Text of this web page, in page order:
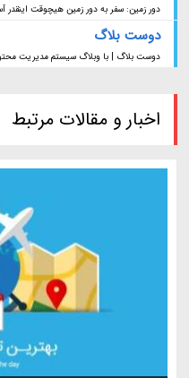
دور زمین: سفر به دور زمین هیچوقت اینقدر
دوست بلاگ
دوست بلاگ | با وبلاگ سیستم مدیریت
اخبار و مقالات مرتبط